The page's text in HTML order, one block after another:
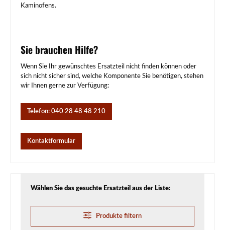
Kaminofens.
Sie brauchen Hilfe?
Wenn Sie Ihr gewünschtes Ersatzteil nicht finden können oder
sich nicht sicher sind, welche Komponente Sie benötigen, stehen
wir Ihnen gerne zur Verfügung:
Telefon: 040 28 48 48 210
Kontaktformular
Wählen Sie das gesuchte Ersatzteil aus der Liste:
Produkte filtern